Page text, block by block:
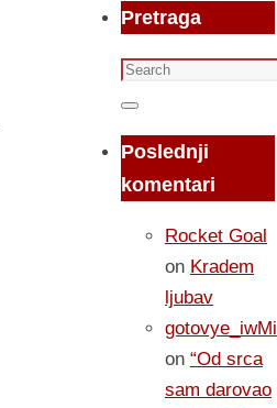
Pretraga
Search
for:
Search
Poslednji
komentari
Rocket Goal
on Kradem
ljubav
gotovye_iwMi
on “Od srca
sam darovao